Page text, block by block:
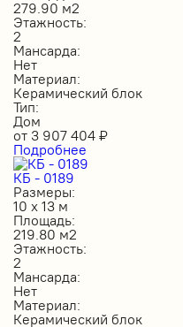
279.90 м2
Этажность:
2
Мансарда:
Нет
Материал:
Керамический блок
Тип:
Дом
от 3 907 404 ₽
Подробнее
КБ - 0189
Размеры:
10 х 13 м
Площадь:
219.80 м2
Этажность:
2
Мансарда:
Нет
Материал:
Керамический блок